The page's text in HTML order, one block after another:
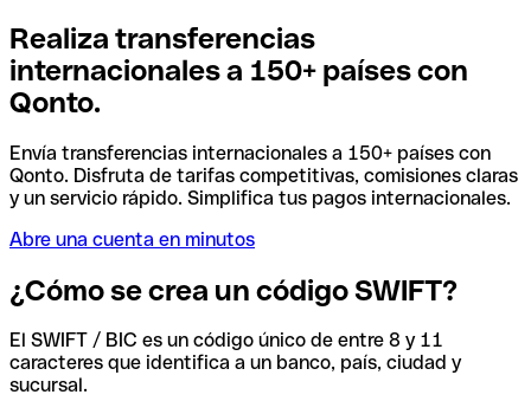
Realiza transferencias
internacionales a 150+ países con
Qonto.
Envía transferencias internacionales a 150+ países con
Qonto. Disfruta de tarifas competitivas, comisiones claras
y un servicio rápido. Simplifica tus pagos internacionales.
Abre una cuenta en minutos
¿Cómo se crea un código SWIFT?
El SWIFT / BIC es un código único de entre 8 y 11
caracteres que identifica a un banco, país, ciudad y
sucursal.